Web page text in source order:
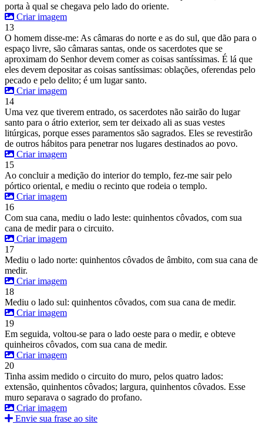
porta à qual se chegava pelo lado do oriente.
Criar imagem
13
O homem disse-me: As câmaras do norte e as do sul, que dão para o
espaço livre, são câmaras santas, onde os sacerdotes que se
aproximam do Senhor devem comer as coisas santíssimas. É lá que
eles devem depositar as coisas santíssimas: oblações, oferendas pelo
pecado e pelo delito; é um lugar santo.
Criar imagem
14
Uma vez que tiverem entrado, os sacerdotes não sairão do lugar
santo para o átrio exterior, sem ter deixado ali as suas vestes
litúrgicas, porque esses paramentos são sagrados. Eles se revestirão
de outros hábitos para penetrar nos lugares destinados ao povo.
Criar imagem
15
Ao concluir a medição do interior do templo, fez-me sair pelo
pórtico oriental, e mediu o recinto que rodeia o templo.
Criar imagem
16
Com sua cana, mediu o lado leste: quinhentos côvados, com sua
cana de medir para o circuito.
Criar imagem
17
Mediu o lado norte: quinhentos côvados de âmbito, com sua cana de
medir.
Criar imagem
18
Mediu o lado sul: quinhentos côvados, com sua cana de medir.
Criar imagem
19
Em seguida, voltou-se para o lado oeste para o medir, e obteve
quinheiros côvados, com sua cana de medir.
Criar imagem
20
Tinha assim medido o circuito do muro, pelos quatro lados:
extensão, quinhentos côvados; largura, quinhentos côvados. Esse
muro separava o sagrado do profano.
Criar imagem
Envie sua frase ao site